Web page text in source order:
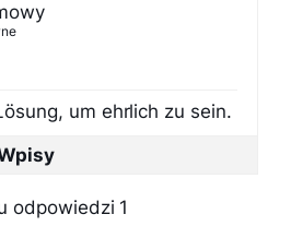
um ehrlich zu sein.
odpowiedzi 1